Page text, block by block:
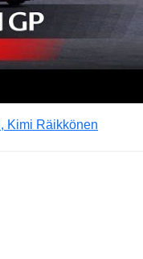
Kimi Räikkönen